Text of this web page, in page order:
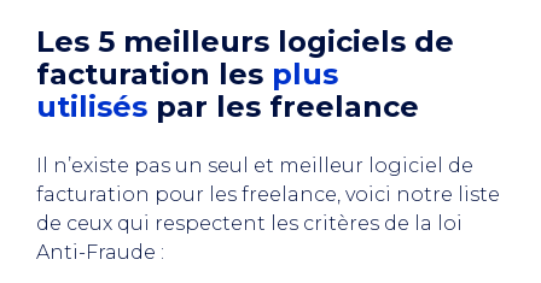
Les 5 meilleurs logiciels de
facturation les plus
utilisés par les freelance
Il n’existe pas un seul et meilleur logiciel de
facturation pour les freelance, voici notre liste
de ceux qui respectent les critères de la loi
Anti-Fraude :